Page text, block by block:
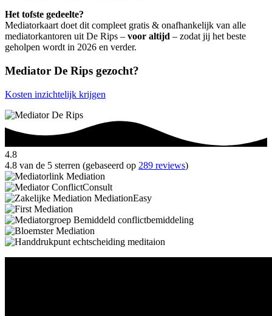
Het tofste gedeelte?
Mediatorkaart doet dit compleet gratis & onafhankelijk van alle
mediatorkantoren uit De Rips – voor altijd – zodat jij het beste
geholpen wordt in 2026 en verder.
Mediator De Rips gezocht?
Kosten inzichtelijk krijgen
4.8
4.8 van de 5 sterren (gebaseerd op 289 reviews)